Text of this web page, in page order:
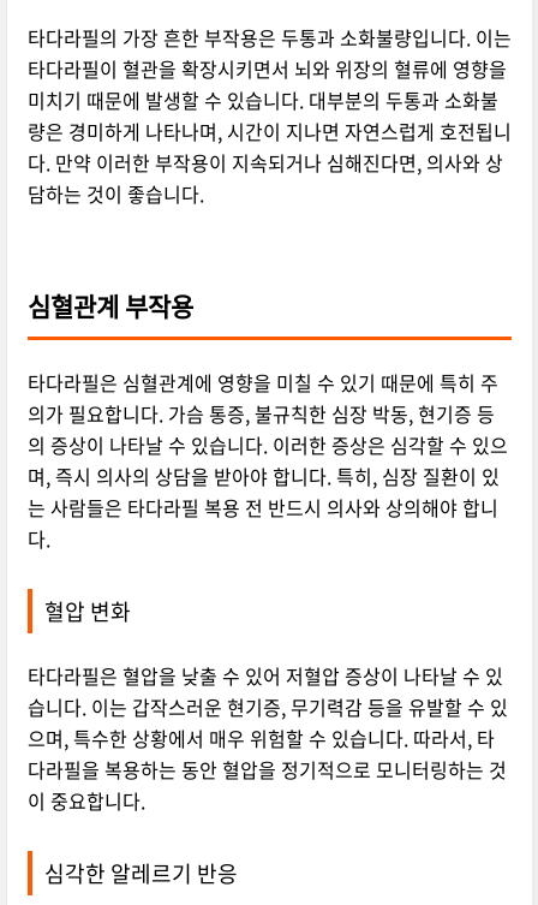
타다라필의 가장 흔한 부작용은 두통과 소화불량입니다. 이는
타다라필이 혈관을 확장시키면서 뇌와 위장의 혈류에 영향을
미치기 때문에 발생할 수 있습니다. 대부분의 두통과 소화불
량은 경미하게 나타나며, 시간이 지나면 자연스럽게 호전됩니
다. 만약 이러한 부작용이 지속되거나 심해진다면, 의사와 상
담하는 것이 좋습니다.
심혈관계 부작용
타다라필은 심혈관계에 영향을 미칠 수 있기 때문에 특히 주
의가 필요합니다. 가슴 통증, 불규칙한 심장 박동, 현기증 등
의 증상이 나타날 수 있습니다. 이러한 증상은 심각할 수 있으
며, 즉시 의사의 상담을 받아야 합니다. 특히, 심장 질환이 있
는 사람들은 타다라필 복용 전 반드시 의사와 상의해야 합니
다.
혈압 변화
타다라필은 혈압을 낮출 수 있어 저혈압 증상이 나타날 수 있
습니다. 이는 갑작스러운 현기증, 무기력감 등을 유발할 수 있
으며, 특수한 상황에서 매우 위험할 수 있습니다. 따라서, 타
다라필을 복용하는 동안 혈압을 정기적으로 모니터링하는 것
이 중요합니다.
심각한 알레르기 반응